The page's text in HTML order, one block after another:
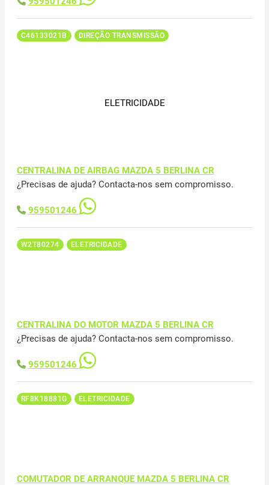
C46133021B DIREÇÃO TRANSMISSÃO
ELETRICIDADE
CENTRALINA DE AIRBAG MAZDA 5 BERLINA CR
¿Precisas de ajuda? Contacta-nos sem compromisso.
959501246
W2T80274 ELETRICIDADE
CENTRALINA DO MOTOR MAZDA 5 BERLINA CR
¿Precisas de ajuda? Contacta-nos sem compromisso.
959501246
RF8K18881G ELETRICIDADE
COMUTADOR DE ARRANQUE MAZDA 5 BERLINA CR